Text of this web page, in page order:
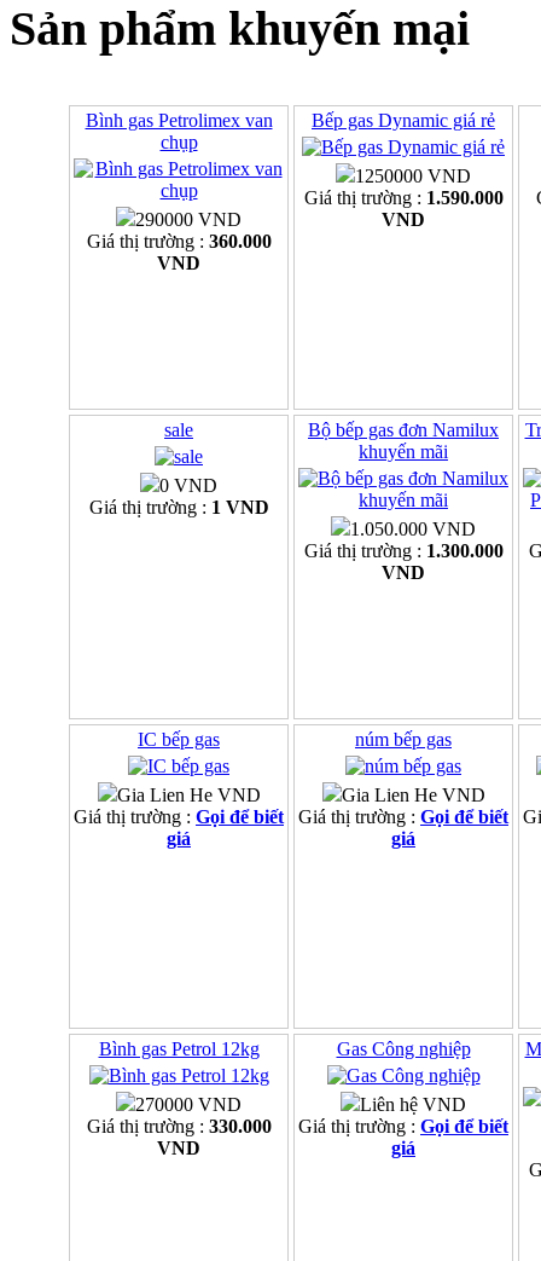
Sản phẩm khuyến mại
Bình gas Petrolimex van
chụp
290000 VND
Giá thị trường : 360.000
VND
Bếp gas Dynamic giá rẻ
1250000 VND
Giá thị trường : 1.590.000
VND
sale
0 VND
Giá thị trường : 1 VND
Bộ bếp gas đơn Namilux
khuyến mãi
1.050.000 VND
Giá thị trường : 1.300.000
VND
IC bếp gas
Gia Lien He VND
Giá thị trường : Gọi để biết
giá
núm bếp gas
Gia Lien He VND
Giá thị trường : Gọi để biết
giá
Bình gas Petrol 12kg
270000 VND
Giá thị trường : 330.000
VND
Gas Công nghiệp
Liên hệ VND
Giá thị trường : Gọi để biết
giá